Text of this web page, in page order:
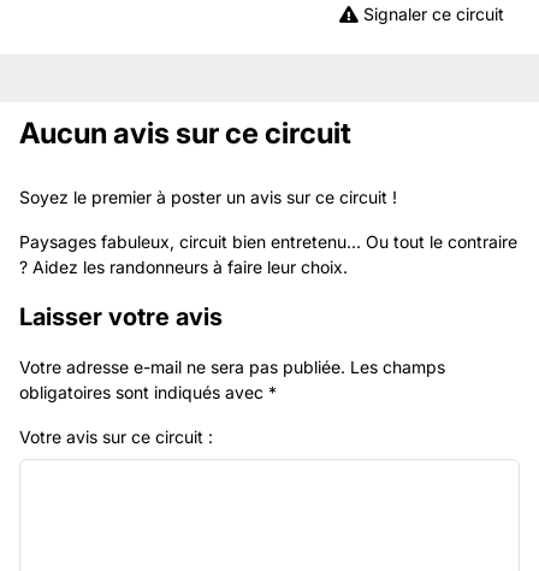
Signaler ce circuit
Aucun avis sur ce circuit
Soyez le premier à poster un avis sur ce circuit !
Paysages fabuleux, circuit bien entretenu... Ou tout le contraire
? Aidez les randonneurs à faire leur choix.
Laisser votre avis
Votre adresse e-mail ne sera pas publiée. Les champs
obligatoires sont indiqués avec *
Votre avis sur ce circuit :